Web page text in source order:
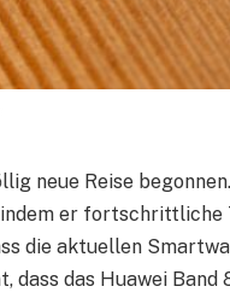
neue Reise
er fortschrittliche
die aktuellen
dass das Huawei Band